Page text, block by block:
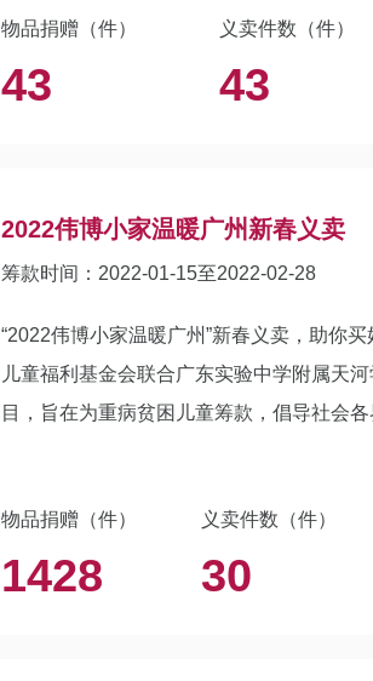
物品捐赠（件）
43
义卖件数（件）
43
2022伟博小家温暖广州新春义卖
筹款时间：2022-01-15至2022-02-28
“2022伟博小家温暖广州”新春义卖，助你
儿童福利基金会联合广东实验中学附属天
目，旨在为重病贫困儿童筹款，倡导社会
物品捐赠（件）
1428
义卖件数（件）
30